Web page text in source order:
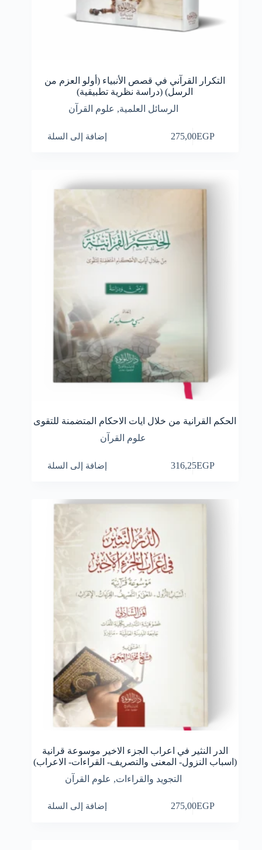
التكرار القرآني في قصص الأنبياء (أولو العزم من
الرسل) (دراسة نظرية تطبيقية)
الرسائل العلمية, علوم القرآن
275,00EGP إضافة إلى السلة
الحكم القرانية من خلال ايات الاحكام المتضمنة للتقوى
علوم القرآن
316,25EGP إضافة إلى السلة
الدر النثير في اعراب الجزء الاخير موسوعة قرانية
(اسباب النزول- المعنى والتصريف- القراءات- الاعراب)
التجويد والقراءات, علوم القرآن
275,00EGP إضافة إلى السلة